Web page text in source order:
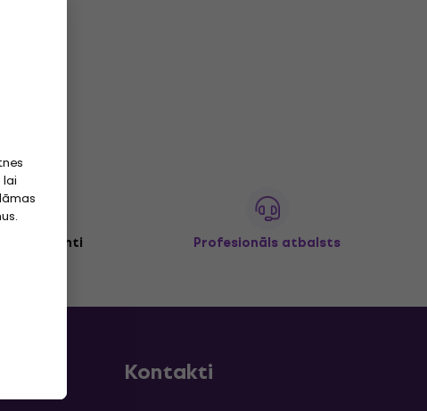
3M+ klienti Profesionāls atbalsts
Kontakti